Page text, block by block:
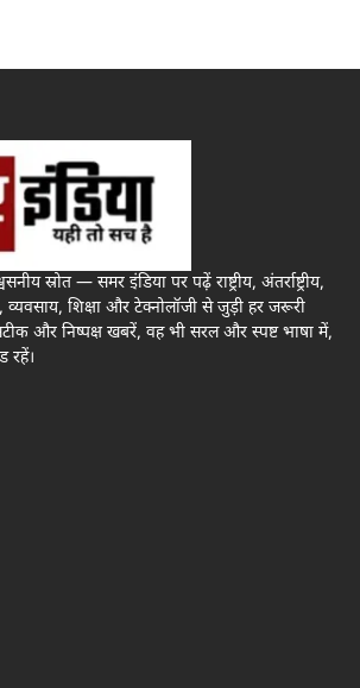
स्रोत — समर इंडिया पर पढ़ें राष्ट्रीय, अंतर्राष्ट्रीय,
शिक्षा और टेक्नोलॉजी से जुड़ी हर जरूरी
और निष्पक्ष खबरें, वह भी सरल और स्पष्ट भाषा में,
रहें।